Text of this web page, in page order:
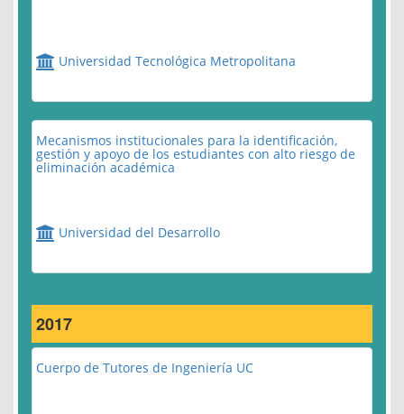
Universidad Tecnológica Metropolitana
Mecanismos institucionales para la identificación,
gestión y apoyo de los estudiantes con alto riesgo de
eliminación académica
Universidad del Desarrollo
2017
Cuerpo de Tutores de Ingeniería UC